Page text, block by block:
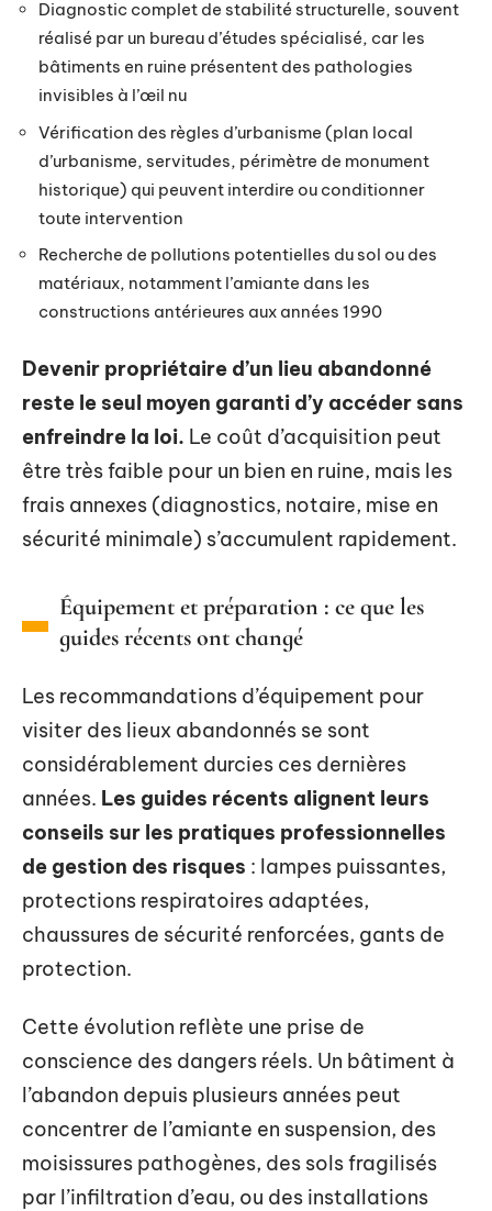
Diagnostic complet de stabilité structurelle, souvent
réalisé par un bureau d’études spécialisé, car les
bâtiments en ruine présentent des pathologies
invisibles à l’œil nu
Vérification des règles d’urbanisme (plan local
d’urbanisme, servitudes, périmètre de monument
historique) qui peuvent interdire ou conditionner
toute intervention
Recherche de pollutions potentielles du sol ou des
matériaux, notamment l’amiante dans les
constructions antérieures aux années 1990
Devenir propriétaire d’un lieu abandonné
reste le seul moyen garanti d’y accéder sans
enfreindre la loi. Le coût d’acquisition peut
être très faible pour un bien en ruine, mais les
frais annexes (diagnostics, notaire, mise en
sécurité minimale) s’accumulent rapidement.
Équipement et préparation : ce que les
guides récents ont changé
Les recommandations d’équipement pour
visiter des lieux abandonnés se sont
considérablement durcies ces dernières
années. Les guides récents alignent leurs
conseils sur les pratiques professionnelles
de gestion des risques : lampes puissantes,
protections respiratoires adaptées,
chaussures de sécurité renforcées, gants de
protection.
Cette évolution reflète une prise de
conscience des dangers réels. Un bâtiment à
l’abandon depuis plusieurs années peut
concentrer de l’amiante en suspension, des
moisissures pathogènes, des sols fragilisés
par l’infiltration d’eau, ou des installations